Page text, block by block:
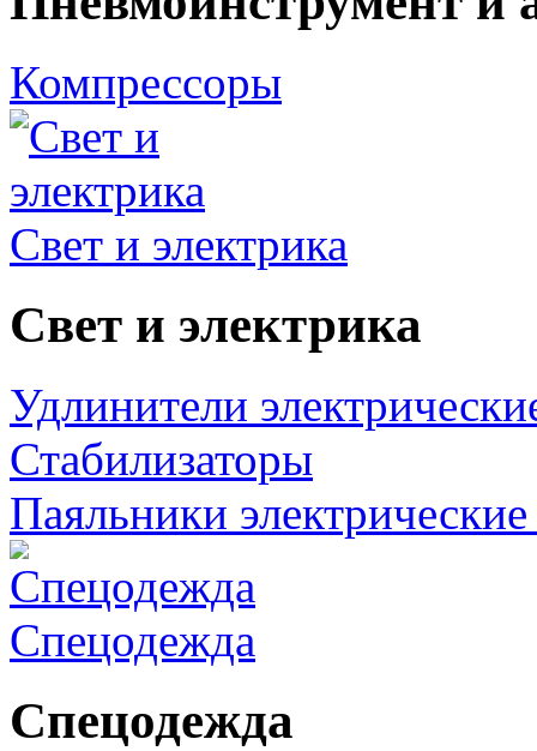
Компрессоры
Свет и электрика
Свет и электрика
Удлинители
Стабилизаторы
Паяльники
Спецодежда
Спецодежда